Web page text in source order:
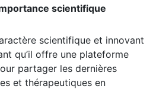
scientifique
scientifique et innovant
qu’il offre une plateforme
partager les dernières
et thérapeutiques en